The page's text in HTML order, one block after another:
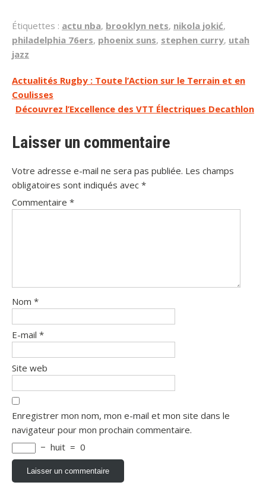
Étiquettes : actu nba, brooklyn nets, nikola jokić,
philadelphia 76ers, phoenix suns, stephen curry, utah
jazz
Navigation
de
l’article
Actualités Rugby : Toute l’Action sur le Terrain et en
Coulisses
Découvrez l’Excellence des VTT Électriques Decathlon
Laisser un commentaire
Votre adresse e-mail ne sera pas publiée. Les champs
obligatoires sont indiqués avec *
Commentaire *
Nom *
E-mail *
Site web
Enregistrer mon nom, mon e-mail et mon site dans le
navigateur pour mon prochain commentaire.
− huit = 0